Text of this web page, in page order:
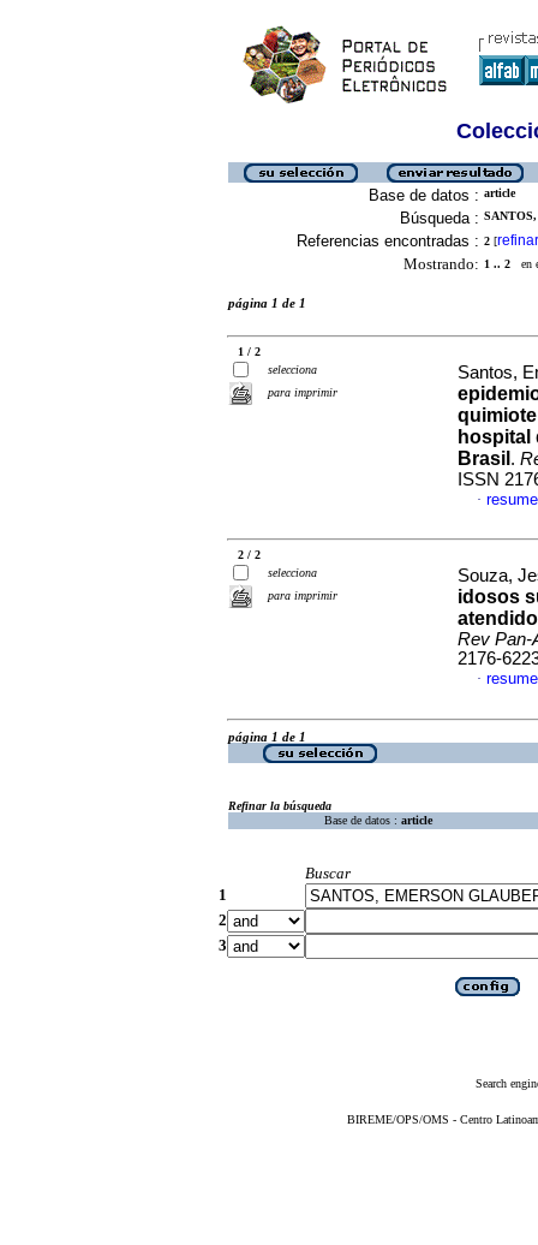
Base de datos : article
Búsqueda :
Referencias encontradas : 2 [refinar
Mostrando: 1 .. 2 en
página 1 de 1
1 / 2
selecciona
para imprimir
Santos,
hospital
Brasil .
ISSN
·
2 / 2
selecciona
para imprimir
Souza,
idosos
Rev Pan-
2176-
·
página 1 de 1
Refinar la búsqueda
Base de datos : article
Buscar
1
2
3
Search
BIREME/OPS/OMS - Centro